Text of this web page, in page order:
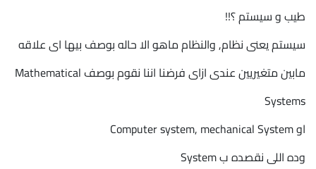
طيب و سيستم ؟!!
سيستم يعنى نظام, والنظام ماهو الا حاله بوصف بيها اى علاقه
مابين متغيريين عندى ازاى فرضنا اننا نقوم بوصف Mathematical
Systems
او Computer system, mechanical System
وده اللى نقصده ب System